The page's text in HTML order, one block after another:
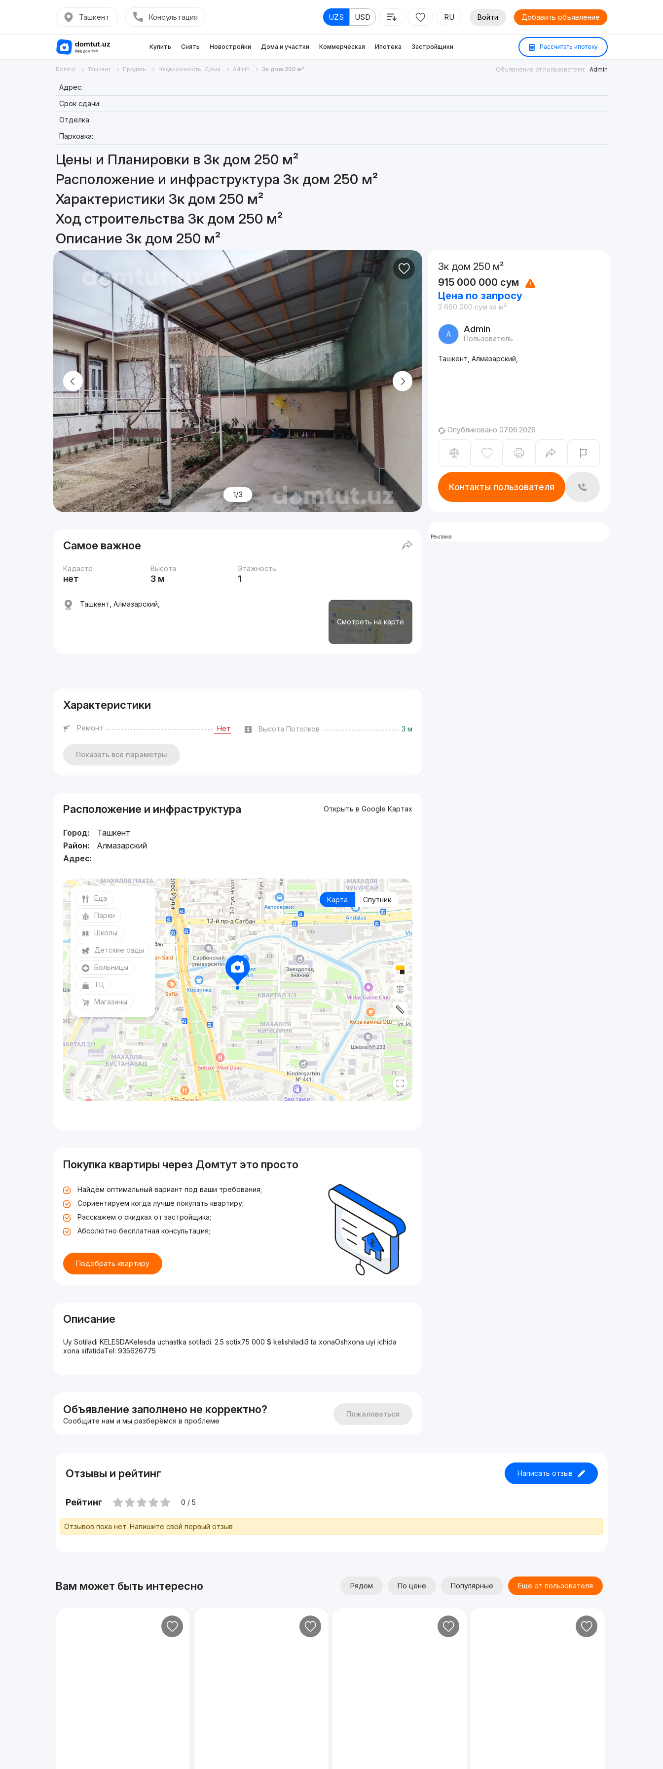
Ташкент Консультация UZS USD RU Войти Добавить объявление
Купить Снять Новостройки Дома и участки Коммерческая Ипотека Застройщики Рассчитать ипотеку
Domtut Ташкент Продать Недвижимость, Дома Admin 3к дом 250 м² Объявление от пользователя: Admin
Адрес:
Срок сдачи:
Отделка:
Парковка:
Цены и Планировки в 3к дом 250 м²
Расположение и инфраструктура 3к дом 250 м²
Характеристики 3к дом 250 м²
Ход строительства 3к дом 250 м²
Описание 3к дом 250 м²
1/3
Самое важное
Кадастр
нет
Высота
3 м
Этажность
1
Смотреть на карте
Ташкент, Алмазарский,
Характеристики
Ремонт Нет Высота Потолков 3 м
Показать все параметры
Расположение и инфраструктура Открыть в Google Картах
Город:
Ташкент
Район:
Алмазарский
Адрес:
Карта Спутник
Еда
Парки
Школы
Детские сады
Больницы
ТЦ
Магазины
Покупка квартиры через Домтут это просто
Найдём оптимальный вариант под ваши требования;
Сориентируем когда лучше покупать квартиру;
Расскажем о скидках от застройщика;
Абсолютно бесплатная консультация;
Подобрать квартиру
Описание
Uy Sotiladi KELESDAKelesda uchastka sotiladi. 2.5 sotix75 000 $ kelishiladi3 ta xonaOshxona uyi ichida
xona sifatidaTel: 935626775
Объявление заполнено не корректно?
Сообщите нам и мы разберёмся в проблеме
Пожаловаться
3к дом 250 м²
915 000 000 сум
Цена по запросу
3 660 000 сум за м²
A Admin
Пользователь
Ташкент, Алмазарский,
Опубликовано 07.06.2026
Контакты пользователя
Реклама
Отзывы и рейтинг Написать отзыв
Рейтинг 0 / 5
Отзывов пока нет. Напишите свой первый отзыв
Вам может быть интересно Рядом По цене Популярные Еще от пользователя